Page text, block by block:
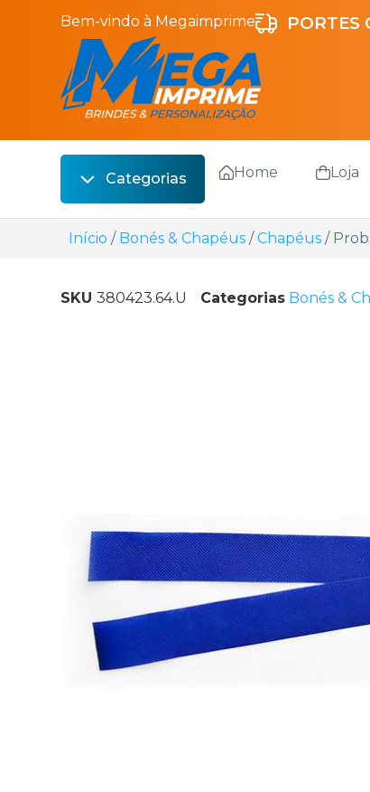
Bem-vindo à Megaimprime PORTES
Categorias
Escrita
Bebidas
Sacos
Home Loja
Início / Bonés & Chapéus /Chapéus /
SKU380423.64.U Categorias Bonés &